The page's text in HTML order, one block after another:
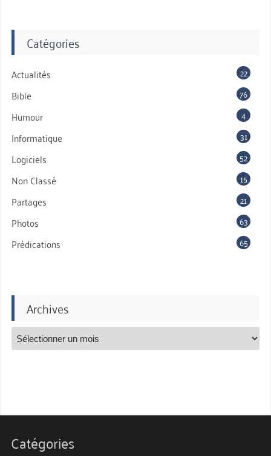
Catégories
Actualités 22
Bible 76
Humour 4
Informatique 31
Logiciels 52
Non Classé 15
Partages 21
Photos 63
Prédications 65
Archives
Catégories